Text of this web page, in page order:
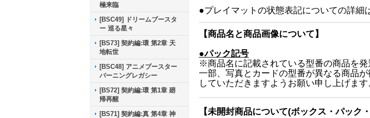
極来臨
[BSC49] ドリームブースタ
ー 巡る星々
[BS73] 契約編:環 第2章 天
地転世
[BSC48] アニメブースター
バーニングレガシー
[BS72] 契約編:環 第1章 廻
帰再醒
[BS71] 契約編:真 第4章 神
●プレイマットの状態表記についての詳細
【商品名と商品画像について】
●パック記号
※商品名に記載されている型番の商品を発
一部、写真とカードの型番が異なる商品
していただきますようお願い申し上げます
【未開封商品について(ボックス・パック